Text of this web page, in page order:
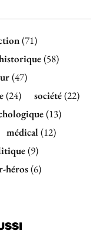
(71)
(58)
(47)
(24) société(22)
(13)
médical(12)
(9)
héros(6)